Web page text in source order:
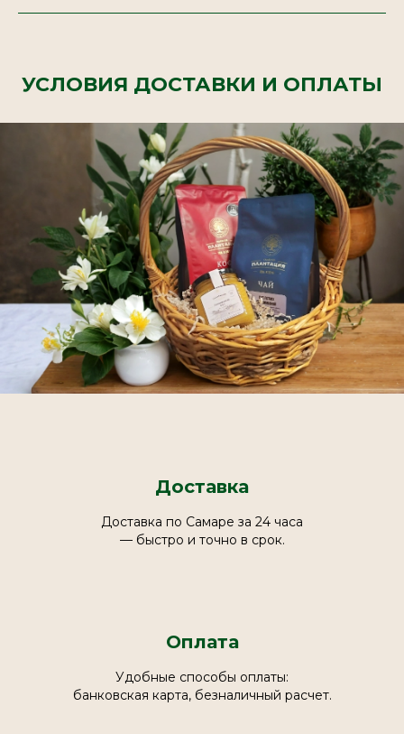
УСЛОВИЯ ДОСТАВКИ И ОПЛАТЫ
Доставка
Доставка по Самаре за 24 часа
— быстро и точно в срок.
Оплата
Удобные способы оплаты:
банковская карта, безналичный расчет.